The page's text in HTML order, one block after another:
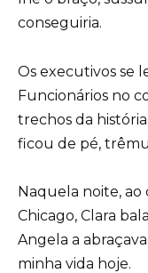
conseguiria.
Os executivos se
Funcionários no
trechos da
ficou de pé,
Naquela noite, ao
Chicago, Clara
Angela a
minha vida hoje.